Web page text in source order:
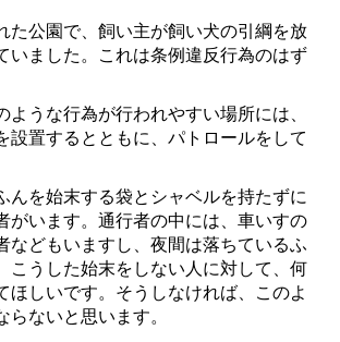
た公園で、飼い主が飼い犬の引綱を放
いました。これは条例違反行為のはず
うな行為が行われやすい場所には、
設置するとともに、パトロールをして
んを始末する袋とシャベルを持たずに
がいます。通行者の中には、車いすの
などもいますし、夜間は落ちているふ
こうした始末をしない人に対して、何
ほしいです。そうしなければ、このよ
ないと思います。